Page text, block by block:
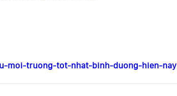
moi-truong-tot-nhat-binh-duong-hien-nay